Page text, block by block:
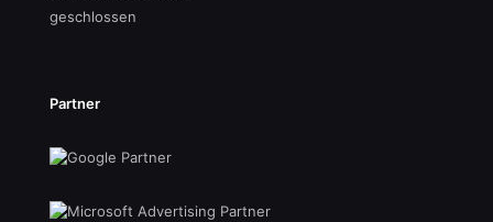
geschlossen
Partner